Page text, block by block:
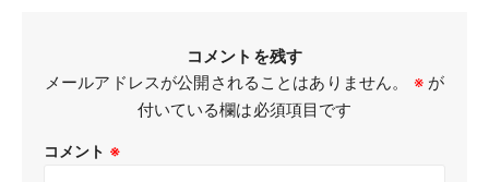
コメントを残す
メールアドレスが公開されることはありません。
※が
付いている欄は必須項目です
コメント ※